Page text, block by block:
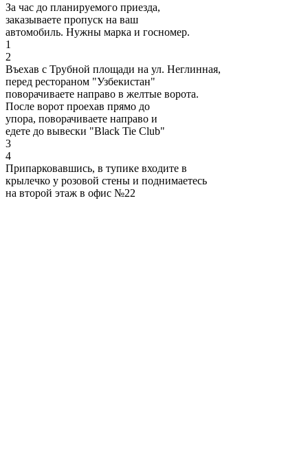
За час до планируемого приезда,
заказываете пропуск на ваш
автомобиль. Нужны марка и госномер.
1
2
Въехав с Трубной площади на ул. Неглинная,
перед рестораном "Узбекистан"
поворачиваете направо в желтые ворота.
После ворот проехав прямо до
упора, поворачиваете направо и
едете до вывески "Black Tie Club"
3
4
Припарковавшись, в тупике входите в
крылечко у розовой стены и поднимаетесь
на второй этаж в офис №22